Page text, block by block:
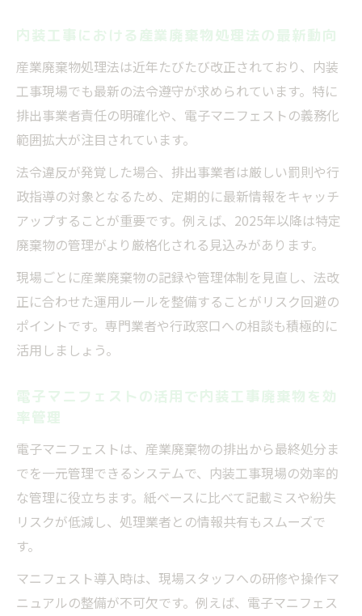
内装工事における産業廃棄物処理法の最新動向
産業廃棄物処理法は近年たびたび改正されており、内装
工事現場でも最新の法令遵守が求められています。特に
排出事業者責任の明確化や、電子マニフェストの義務化
範囲拡大が注目されています。
法令違反が発覚した場合、排出事業者は厳しい罰則や行
政指導の対象となるため、定期的に最新情報をキャッチ
アップすることが重要です。例えば、2025年以降は特定
廃棄物の管理がより厳格化される見込みがあります。
現場ごとに産業廃棄物の記録や管理体制を見直し、法改
正に合わせた運用ルールを整備することがリスク回避の
ポイントです。専門業者や行政窓口への相談も積極的に
活用しましょう。
電子マニフェストの活用で内装工事廃棄物を効
率管理
電子マニフェストは、産業廃棄物の排出から最終処分ま
でを一元管理できるシステムで、内装工事現場の効率的
な管理に役立ちます。紙ベースに比べて記載ミスや紛失
リスクが低減し、処理業者との情報共有もスムーズで
す。
マニフェスト導入時は、現場スタッフへの研修や操作マ
ニュアルの整備が不可欠です。例えば、電子マニフェス